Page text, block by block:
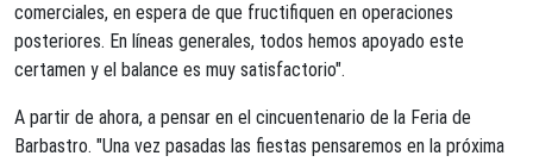
comerciales, en espera de que fructifiquen en operaciones
posteriores. En líneas generales, todos hemos apoyado este
certamen y el balance es muy satisfactorio".
A partir de ahora, a pensar en el cincuentenario de la Feria de
Barbastro. "Una vez pasadas las fiestas pensaremos en la próxima